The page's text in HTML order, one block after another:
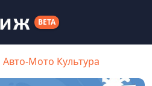
BETA
Авто-Мото Культура